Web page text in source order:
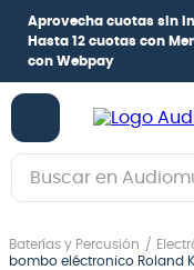
Aprovecha cuotas sin
Hasta 12 cuotas con
con Webpay
Buscar en
Baterías y Percusión
bombo eléctronico Roland
1.
guitarra electrica